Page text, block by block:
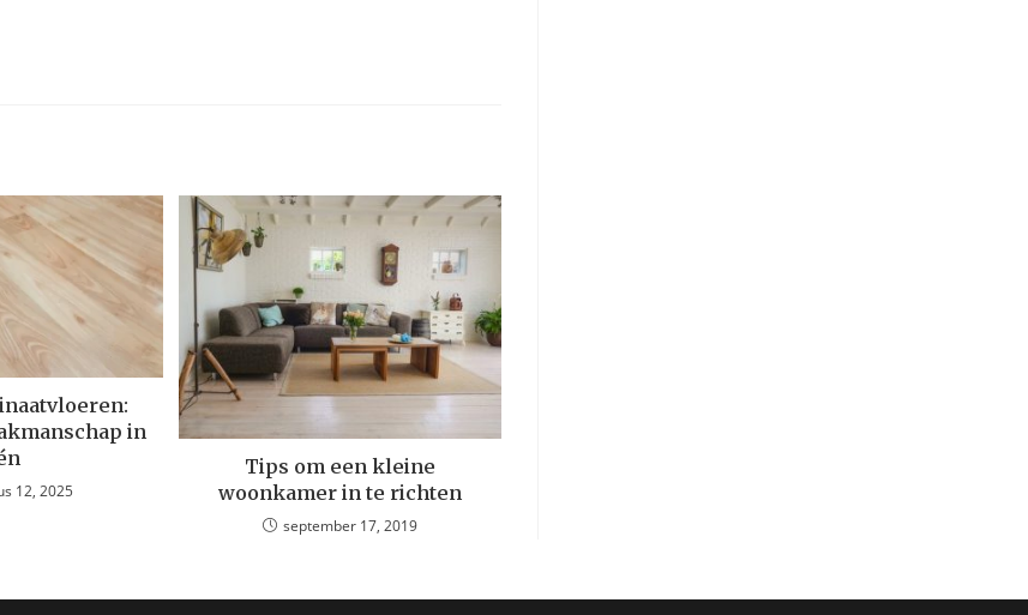
in
12, 2025
Tips om een kleine
woonkamer in te richten
september 17, 2019